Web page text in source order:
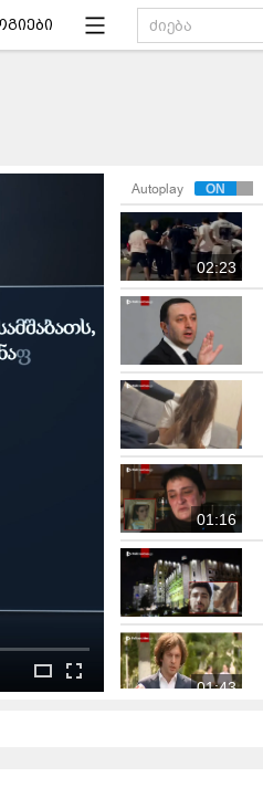
Autoplay
02:23
01:16
01:43